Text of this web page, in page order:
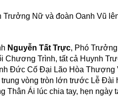
Trưởng Nữ và đoàn Oanh Vũ
Nguyễn Tất Trực, Phó
Chương Trình, tất cả Huynh
Đức Cố Đại Lão Hòa
vòng tròn lớn trước Lễ Đài
Thân Ái lúc chia tay, hẹn ngày